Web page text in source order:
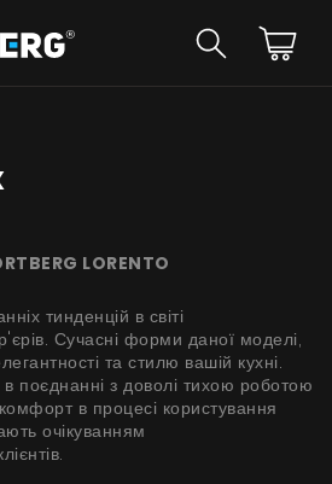
Інструкції
LORENTO
тинденцій в світі
Сучасні форми даної моделі,
та стилю вашій кухні.
в поєднанні з доволі тихою роботою
в процесі користування
очікуванням